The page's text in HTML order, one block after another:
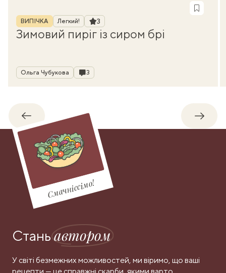
Рубрика
ВИПІЧКА Легкий! Рейтинг
3
Зимовий пиріг із сиром брі
Автор
Ольга Чубукова Коментарі
3
Назад
Смачніссімо!
Станьавтором
У світі безмежних можливостей, ми віримо, що ваші